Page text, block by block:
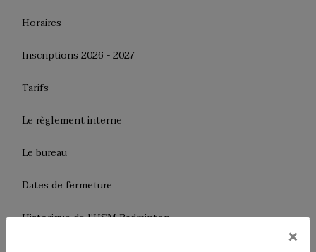
Horaires
Inscriptions 2026 - 2027
Tarifs
Le règlement interne
Le bureau
Dates de fermeture
Historique de l'USM Badminton
×